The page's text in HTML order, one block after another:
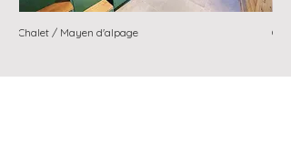
Chalet / Mayen d'alpage